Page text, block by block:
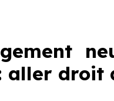
aller droit